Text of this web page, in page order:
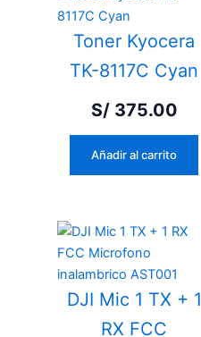
Toner Kyocera
TK-8117C Cyan
S/375.00
Añadir al carrito
DJI Mic 1 TX + 1
RX FCC